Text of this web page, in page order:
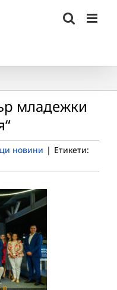
младежки
новини | Етикети: